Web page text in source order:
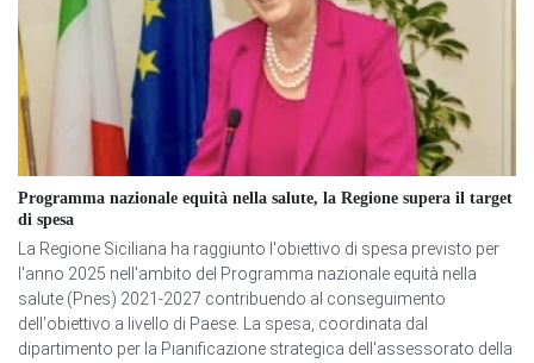
Programma nazionale equità nella salute, la Regione supera il target
di spesa
La Regione Siciliana ha raggiunto l'obiettivo di spesa previsto per
l'anno 2025 nell'ambito del Programma nazionale equità nella
salute (Pnes) 2021-2027 contribuendo al conseguimento
dell'obiettivo a livello di Paese. La spesa, coordinata dal
dipartimento per la Pianificazione strategica dell'assessorato della